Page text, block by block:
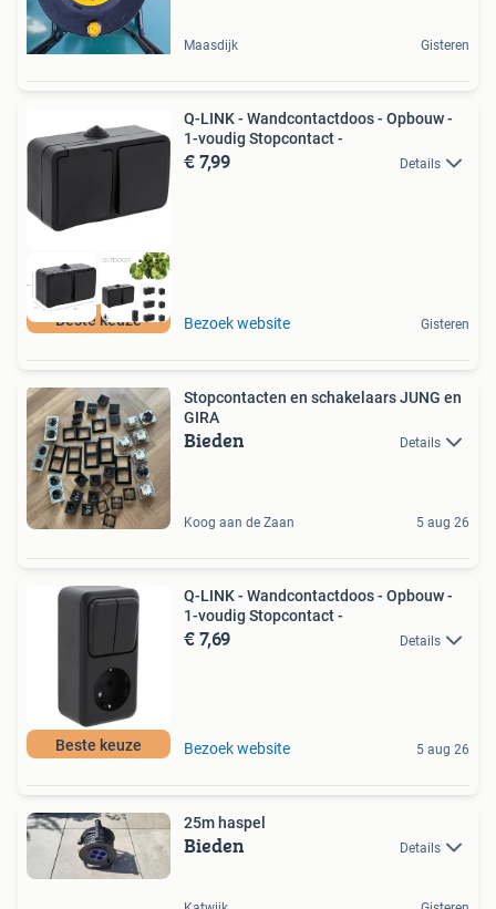
Maasdijk Gisteren
Beste keuze
Q-LINK - Wandcontactdoos - Opbouw -
1-voudig Stopcontact -
€ 7,99 Details
Bezoek website Gisteren
Stopcontacten en schakelaars JUNG en
GIRA
Bieden Details
Koog aan de Zaan 5 aug 26
Beste keuze
Q-LINK - Wandcontactdoos - Opbouw -
1-voudig Stopcontact -
€ 7,69 Details
Bezoek website 5 aug 26
25m haspel
Bieden Details